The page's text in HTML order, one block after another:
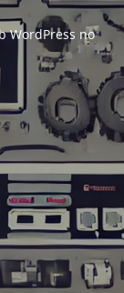
WordPress no